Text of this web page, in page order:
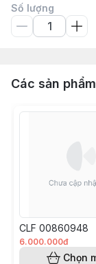
Số lượng
Các sản
CLF 00860948
6.000.000đ
Chọn